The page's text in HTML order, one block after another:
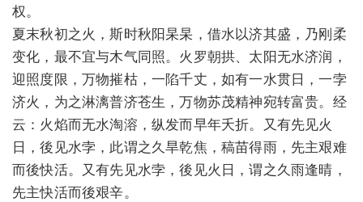
权。
夏末秋初之火，斯时秋阳杲杲，借水以济其盛，乃刚柔
变化，最不宜与木气同照。火罗朝拱、太阳无水济润，
迎照度限，万物摧枯，一陷千丈，如有一水贯日，一孛
济火，为之淋漓普济苍生，万物苏茂精神宛转富贵。经
云：火焰而无水淘溶，纵发而早年夭折。又有先见火
日，後见水孛，此谓之久旱乾焦，稿苗得雨，先主艰难
而後快活。又有先见水孛，後见火日，谓之久雨逢晴，
先主快活而後艰辛。